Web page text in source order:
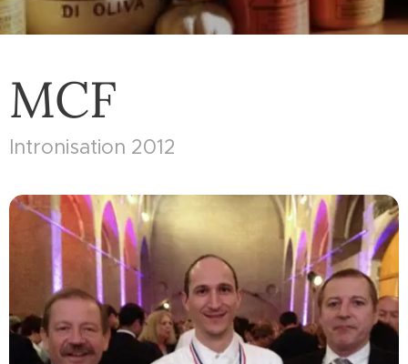
MCF
Intronisation 2012